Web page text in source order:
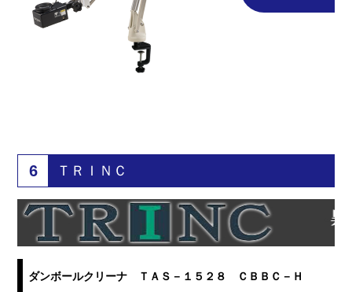
6 ＴＲＩＮＣ
ダンボールクリーナ ＴＡＳ－１５２８ ＣＢＢＣ－Ｈ